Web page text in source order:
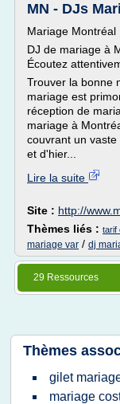
MN - DJs
Mariage Montréal
DJ de mariage à
Écoutez
Trouver la bonne
mariage est
réception de
mariage à
couvrant un
et d'hier...
Lire la suite
Site : http://
Thèmes liés : tarif
mariage var / dj
29 Ressources
Thèmes
gilet
mariage